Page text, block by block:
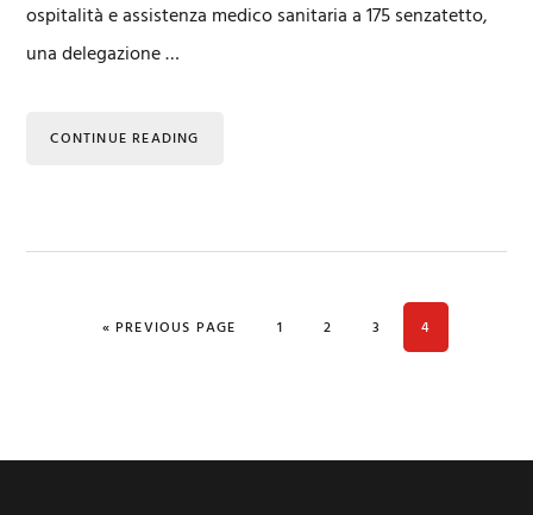
ospitalità e assistenza medico sanitaria a 175 senzatetto,
una delegazione …
CONTINUE READING
« GO TO
PREVIOUS PAGE PAGE
1 PAGE
2 PAGE
3 PAGE
4